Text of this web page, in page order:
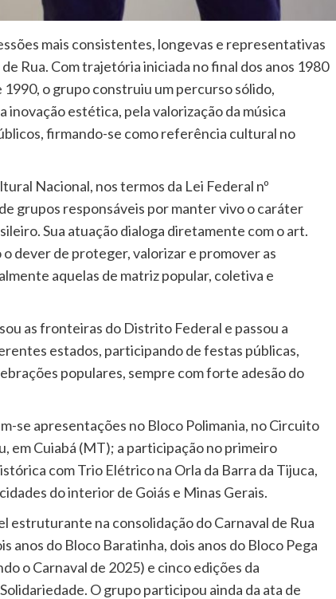
mais consistentes, longevas e representativas
Rua. Com trajetória iniciada no final dos anos 1980
o grupo construiu um percurso sólido,
estética, pela valorização da música
firmando-se como referência cultural no
Nacional, nos termos da Lei Federal nº
grupos responsáveis por manter vivo o caráter
Sua atuação dialoga diretamente com o art.
dever de proteger, valorizar e promover as
aquelas de matriz popular, coletiva e
as fronteiras do Distrito Federal e passou a
estados, participando de festas públicas,
populares, sempre com forte adesão do
se apresentações no Bloco Polimania, no Circuito
em Cuiabá (MT); a participação no primeiro
com Trio Elétrico na Orla da Barra da Tijuca,
do interior de Goiás e Minas Gerais.
estruturante na consolidação do Carnaval de Rua
anos do Bloco Baratinha, dois anos do Bloco Pega
o Carnaval de 2025) e cinco edições da
O grupo participou ainda da ata de